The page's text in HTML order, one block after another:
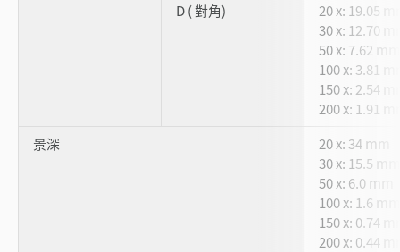
D ( 對角)
20 x: 19.05
30 x: 12.70
50 x: 7.62 mm
100 x: 3.81
150 x: 2.54
200 x: 1.91
景深
20 x: 34 mm
30 x: 15.5 mm
50 x: 6.0 mm
100 x: 1.6 mm
150 x: 0.74
200 x: 0.44